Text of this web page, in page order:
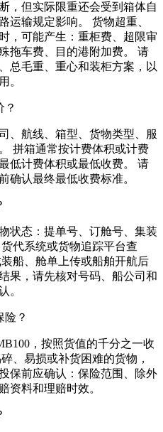
，但实际限重还会受到箱体自
运输规定影响。 货物超重、
，可能产生：重柜费、超限审
拖车费、目的港附加费。 请
总毛重、重心和装柜方案，以
。
？
、航线、箱型、货物类型、服
拼箱通常按计费体积或计费
低计费体积或最低收费。 请
确认最终最低收费标准。
状态：提单号、订舱号、集装
代系统或货物追踪平台查
船、舱单上传或船舶开航后
果，请先核对号码、船公司和
。
险？
，按照货值的千分之一收
、易损或补货困难的货物，
保前应确认：保险范围、除外
资料和理赔时效。